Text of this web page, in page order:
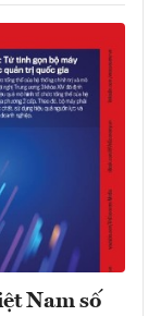
Nam số